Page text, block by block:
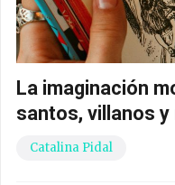
La imaginación
santos, villanos y
Catalina Pidal